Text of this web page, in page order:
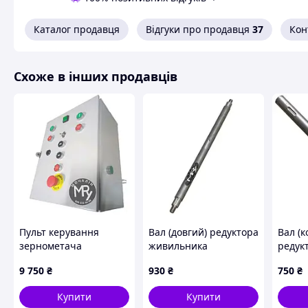
Каталог продавця Відгуки про продавця 37
Схоже в інших продавців
Пульт керування
зернометача
05.010
9 750 ₴
Купити
Вал (довгий) редуктора
живильника
ЗМ-30/60/90 | ЗП
02.617
930 ₴
Купити
Вал
ЗМ-
02.616
750 ₴